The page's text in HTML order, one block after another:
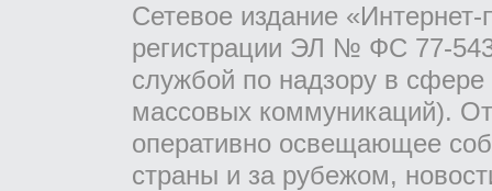
Сетевое издание
регистрации ЭЛ № ФС 77-
службой по надзору в
массовых коммуникаций).
оперативно освещающее
страны и за рубежом,